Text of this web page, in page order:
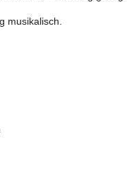
musikalisch.